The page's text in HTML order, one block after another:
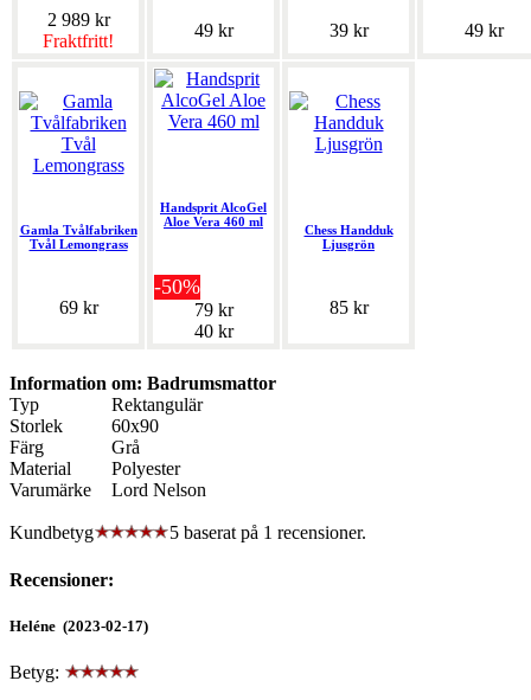
2 989 kr
Fraktfritt!
49 kr 39 kr 49 kr
Gamla Tvålfabriken
Tvål Lemongrass
69 kr
Handsprit AlcoGel
Aloe Vera 460 ml
-50%
79 kr
40 kr
Chess Handduk
Ljusgrön
85 kr
Information om: Badrumsmattor
Typ
Rektangulär
Storlek
60x90
Färg
Grå
Material
Polyester
Varumärke
Lord Nelson
Kundbetyg 5 baserat på 1 recensioner.
Recensioner:
Heléne (2023-02-17)
Betyg: